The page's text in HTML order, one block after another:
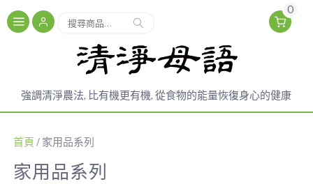
搜
字:
搜尋
0
強調清淨農法, 比有機更有機, 從食物的能量恢復身心的健康
首頁 / 家用品系列
家用品系列